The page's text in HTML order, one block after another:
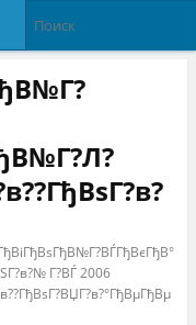
Г?ВЃ 2006